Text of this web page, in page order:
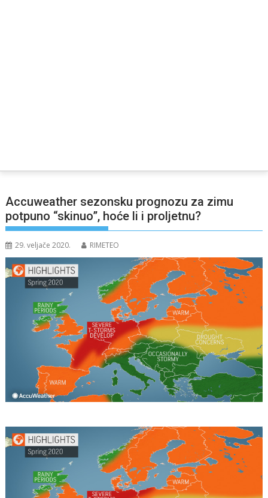
Accuweather sezonsku prognozu za zimu
potpuno “skinuo”, hoće li i proljetnu?
29. veljače 2020. RIMETEO